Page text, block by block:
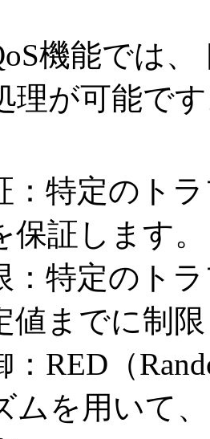
機能では
理が可能で
：特定のト
保証します。
：特定のト
値までに制
RED（
ムを用いて